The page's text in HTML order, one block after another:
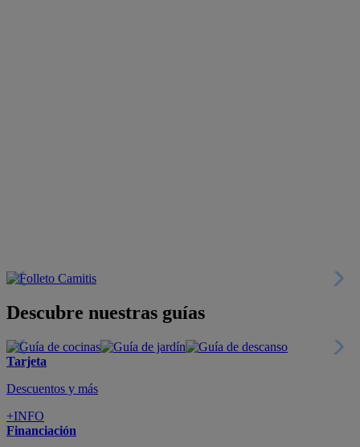
Descubre nuestras guías
Tarjeta
Descuentos y más
+INFO
Financiación